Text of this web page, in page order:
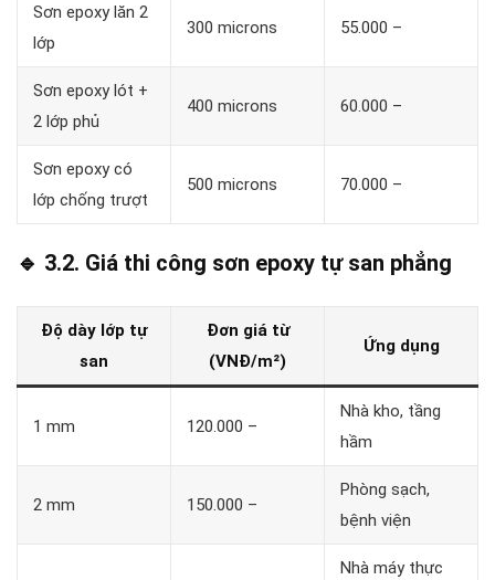
Sơn epoxy lăn 2
lớp
300 microns 55.000 –
Sơn epoxy lót +
2 lớp phủ
400 microns 60.000 –
Sơn epoxy có
lớp chống trượt
500 microns 70.000 –
🔹 3.2. Giá thi công sơn epoxy tự san phẳng
Độ dày lớp tự
san
Đơn giá từ
(VNĐ/m²)
Ứng dụng
1 mm 120.000 –
Nhà kho, tầng
hầm
2 mm 150.000 –
Phòng sạch,
bệnh viện
Nhà máy thực